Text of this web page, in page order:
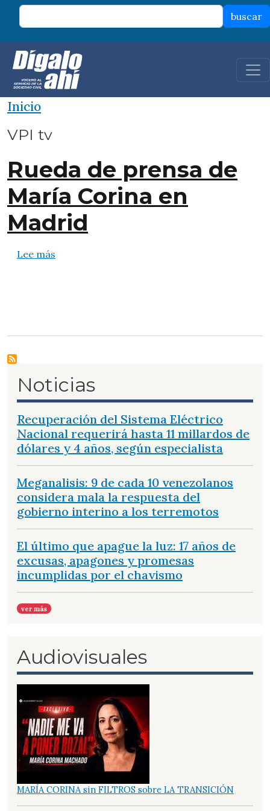
Pasar al contenido principal
buscar
Inicio
VPI tv
Rueda de prensa de
María Corina en
Madrid
Lee más
Noticias
Recuperación del Sistema Eléctrico
Nacional requerirá hasta 11 millardos de
dólares y 4 años, según especialista
Meganalisis: 9 de cada 10 venezolanos
considera mala la respuesta del
gobierno interino a los terremotos
El último que apague la luz: 17 años de
excusas, apagones y promesas
incumplidas por el chavismo
ver más
Audiovisuales
MARÍA CORINA sin FILTROS sobre LA TRANSICIÓN